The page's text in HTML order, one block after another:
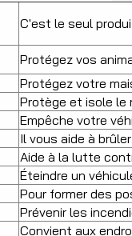
C'est le seul
Protégez vos
Protégez votre
Protège et isole le
Empêche votre
Il vous aide à
Aide à la lutte
Éteindre un
Pour former des
Prévenir les
Convient aux